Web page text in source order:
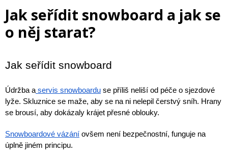
Cyklistika
Elektrokola
Silniční kola
Paddleboarding
Paddleboard
Pádla
Příslušenství
Kajaky a kanoe
Venkovní aktivity
Autostany
Slackline
Letní oblečení
Trička
Letní doplňky
Půjčovna
Paddleboardy
Cyklosedačky
In-line brusle
Servis
Snowboardy
Skialpy
Kola
Zimního vybavení
Blog
Prodejny a kontakt
léto zima
Přepnout na zimní sezónu
Letní výprodej až se slevou 60 %
Letní výprodejje v plném proudu!
Akce platí do vyprodání zásob.
Zjistit více
Akce Letní akce: 30 % sleva na půjčení kol
krátkodobé i dlouhodobé půjčení kol. Akce platípo celé
léto– rezervujte si své kolo ještě dnes a vydejte se objevovat
nové trasy. Při rezervaci zadejte slevový kód
Jak seřídit snowboard a jak se
o něj starat?
Jak seřídit snowboard
Údržba a servis snowboardu se příliš neliší od péče o sjezdové
lyže. Skluznice se maže, aby se na ni nelepil čerstvý sníh. Hrany
se brousí, aby dokázaly krájet přesné oblouky.
Snowboardové vázání ovšem není bezpečnostní, funguje na
úplně jiném principu.